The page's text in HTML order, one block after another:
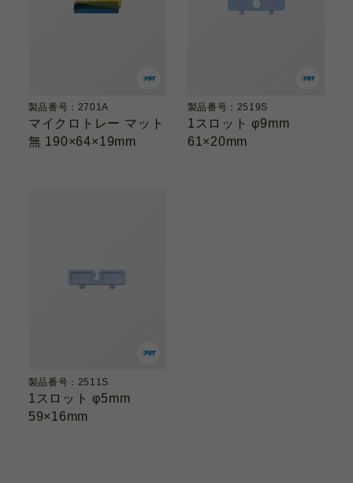
製品番号：2701A
マイクロトレー マット
無 190×64×19mm
製品番号：2519S
1スロット φ9mm
61×20mm
製品番号：2511S
1スロット φ5mm
59×16mm